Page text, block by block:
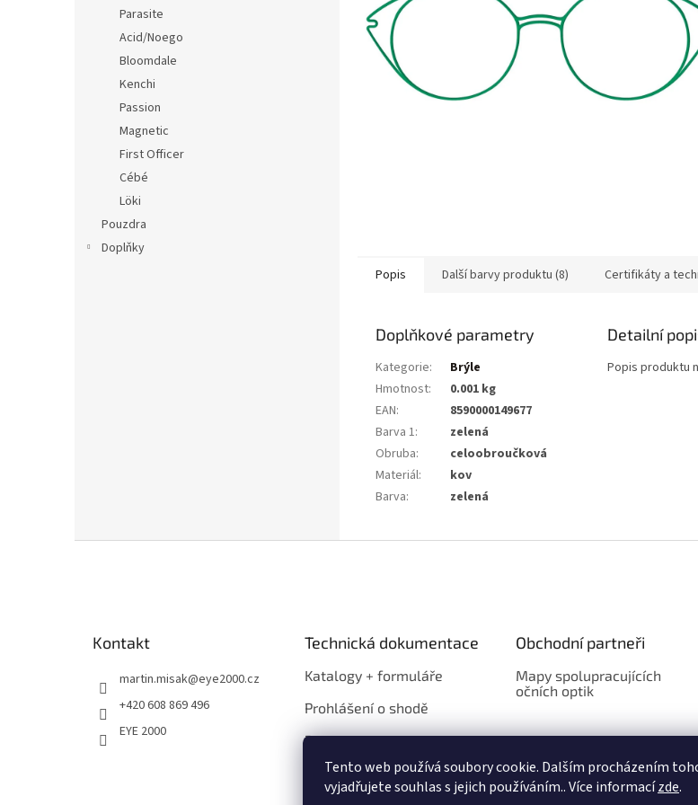
Tento web používá soubory cookie. Dalším procházením
vyjadřujete souhlas s jejich používáním.. Více informacízde.
Parasite
Acid/Noego
Bloomdale
Kenchi
Passion
Magnetic
First Officer
Cébé
Löki
Pouzdra
Doplňky
Popis Další barvy produktu (8) Certifikáty a
Doplňkové parametry
Kategorie:
Brýle
Hmotnost:
0.001 kg
EAN:
8590000149677
Barva 1:
zelená
Obruba:
celoobroučková
Materiál:
kov
Barva: zelená
Detailní
Popis produktu
Kontakt
martin.misak@eye2000.cz
+420 608 869 496
EYE 2000
Technická dokumentace
Katalogy + formuláře
Prohlášení o shodě
Propagace
Obchodní partneři
Mapy spolupracujících
očních optik